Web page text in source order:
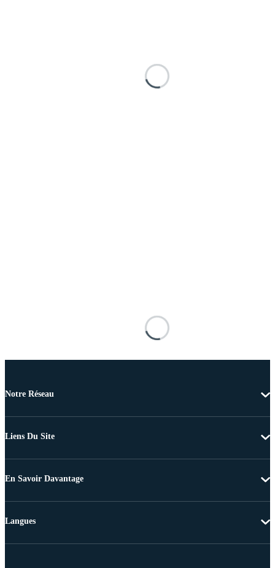
Notre Réseau
Liens Du Site
En Savoir Davantage
Langues